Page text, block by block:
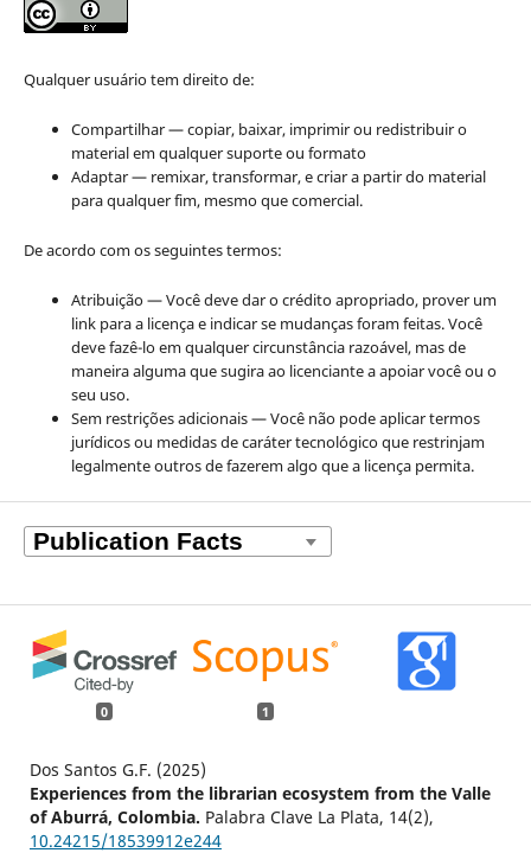
Qualquer usuário tem direito de:
Compartilhar — copiar, baixar, imprimir ou redistribuir o
material em qualquer suporte ou formato
Adaptar — remixar, transformar, e criar a partir do material
para qualquer fim, mesmo que comercial.
De acordo com os seguintes termos:
Atribuição — Você deve dar o crédito apropriado, prover um
link para a licença e indicar se mudanças foram feitas. Você
deve fazê-lo em qualquer circunstância razoável, mas de
maneira alguma que sugira ao licenciante a apoiar você ou o
seu uso.
Sem restrições adicionais — Você não pode aplicar termos
jurídicos ou medidas de caráter tecnológico que restrinjam
legalmente outros de fazerem algo que a licença permita.
0 1
Dos Santos G.F. (2025)
Experiences from the librarian ecosystem from the Valle
of Aburrá, Colombia. Palabra Clave La Plata, 14(2),
10.24215/18539912e244